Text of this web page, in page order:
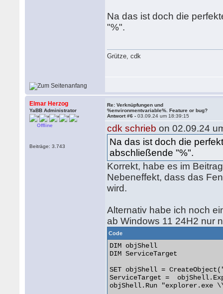
Na das ist doch die
"%".
Grütze, cdk
Elmar Herzog
YaBB Administrator
Offline
Beiträge: 3.743
Re: Verknüpfungen und
%environmentvariable%. Feature or bug?
Antwort #6 -03.09.24 um 18:39:15
cdk schrieb on 02.09.24
Na das ist doch die
abschließende "%".
Korrekt, habe es im
Nebeneffekt, dass das
wird.
Alternativ habe ich noch
ab Windows 11 24H2 nur
Code
DIM objShell
DIM ServiceTarget
SET objShell =
ServiceTarget =
objShell.Run "explorer.exe